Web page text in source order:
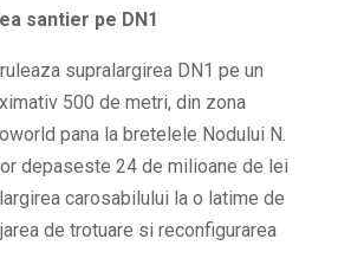
santier pe DN1
supralargirea DN1 pe un
500 de metri, din zona
pana la bretelele Nodului N.
depaseste 24 de milioane de lei
carosabilului la o latime de
de trotuare si reconfigurarea